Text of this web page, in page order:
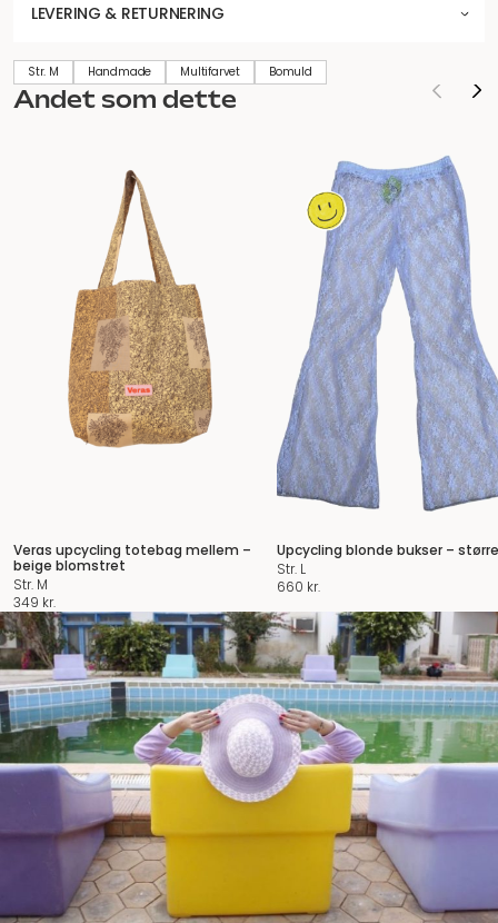
LEVERING & RETURNERING
Str. M Handmade Multifarvet Bomuld
Andet som dette
Veras upcycling totebag mellem –
beige blomstret
Str. M
349 kr.
Upcycling blonde bukser – større
Str. L
660 kr.